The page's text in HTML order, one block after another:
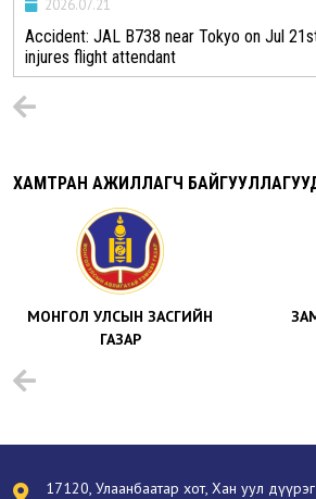
2026.07.21
Accident: JAL B738 near Tokyo on Jul
injures flight attendant
ХАМТРАН АЖИЛЛАГЧ
МОНГОЛ УЛСЫН ЗАСГИЙН
ГАЗАР
17120, Улаанбаатар хот, Хан уул